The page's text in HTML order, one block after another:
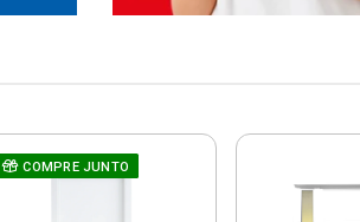
COMPRE JUNTO